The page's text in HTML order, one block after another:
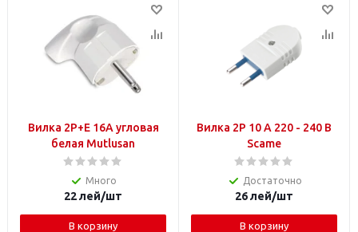
Вилка 2P+E 16A угловая
белая Mutlusan
Много
22лей/шт
В корзину
Вилка 2P 10 A 220 - 240 В
Scame
Достаточно
26лей/шт
В корзину